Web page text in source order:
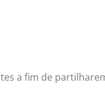
a fim de